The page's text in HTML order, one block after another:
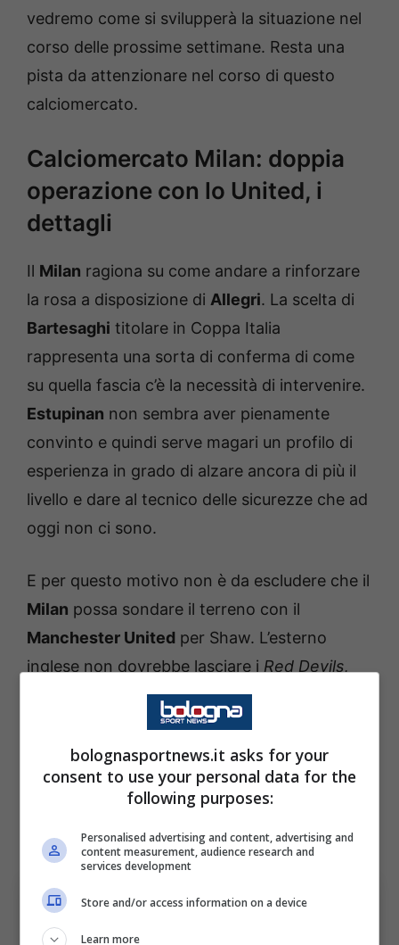
vedremo come si svilupperà la situazione nel
corso delle prossime settimane. Resta una
pista da attenzionare nel corso di questo
calciomercato.
Calciomercato Milan: doppia
operazione con lo United, i
dettagli
Il Milan ragiona su come andare a rinforzare
la rosa a disposizione di Allegri. La scelta di
Bartesaghi titolare in Coppa Italia
rappresenta una sorta di conferma di come
su quella fascia c’è la necessità di intervenire.
Estupinan non sembra aver pienamente
convinto e quindi serve magari un profilo di
esperienza in grado di alzare ancora di più il
livello e dare al tecnico delle sicurezze che ad
oggi non ci sono.
E per questo motivo non è da escludere che il
Milan possa sondare il terreno con il
Manchester United per Shaw. L’esterno
inglese non dovrebbe lasciare i Red Devils,
ma la possibilità di una esperienza in un
campionato esterno nel corso di questo
calciomercato è da tenere in considerazione.
E i rossoneri per lui potrebbero rappresentare
una buona chance anche se per adesso non
ci sono delle trattative in corso.
bolognasportnews.it asks for your
consent to use your personal data for the
following purposes:
Personalised advertising and content, advertising and
content measurement, audience research and
services development
Store and/or access information on a device
Learn more